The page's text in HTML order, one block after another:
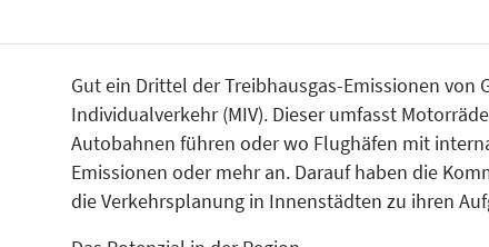
Gut ein Drittel der Treibhausgas-Emissionen
Individualverkehr (MIV). Dieser umfasst
Autobahnen führen oder wo Flughäfen mit
Emissionen oder mehr an. Darauf haben die
die Verkehrsplanung in Innenstädten zu ihren